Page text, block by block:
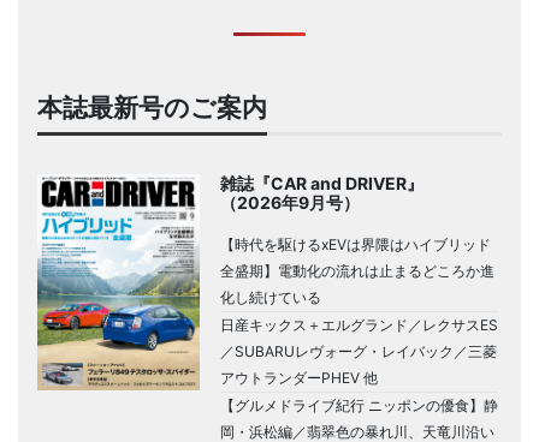
本誌最新号のご案内
雑誌『CAR and DRIVER』
（2026年9月号）
【時代を駆けるxEVは界隈はハイブリッド
全盛期】電動化の流れは止まるどころか進
化し続けている
日産キックス＋エルグランド／レクサスES
／SUBARUレヴォーグ・レイバック／三菱
アウトランダーPHEV 他
【グルメドライブ紀行 ニッポンの優食】静
岡・浜松編／翡翠色の暴れ川、天竜川沿い